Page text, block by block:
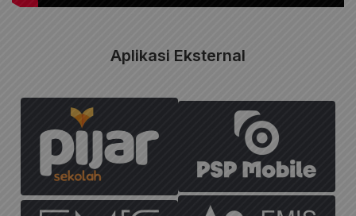
Aplikasi Eksternal